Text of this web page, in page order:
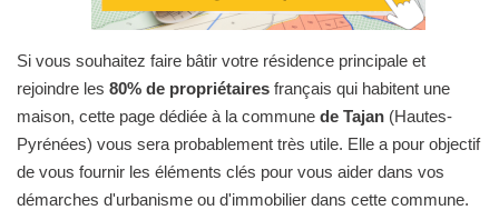
Si vous souhaitez faire bâtir votre résidence principale et
rejoindre les 80% de propriétaires français qui habitent une
maison, cette page dédiée à la commune de Tajan (Hautes-
Pyrénées) vous sera probablement très utile. Elle a pour objectif
de vous fournir les éléments clés pour vous aider dans vos
démarches d'urbanisme ou d'immobilier dans cette commune.